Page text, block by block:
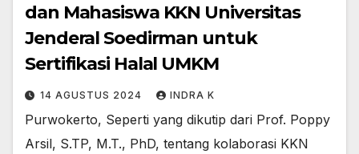
dan Mahasiswa KKN Universitas
Jenderal Soedirman untuk
Sertifikasi Halal UMKM
14 AGUSTUS 2024 INDRA K
Purwokerto, Seperti yang dikutip dari Prof. Poppy
Arsil, S.TP, M.T., PhD, tentang kolaborasi KKN